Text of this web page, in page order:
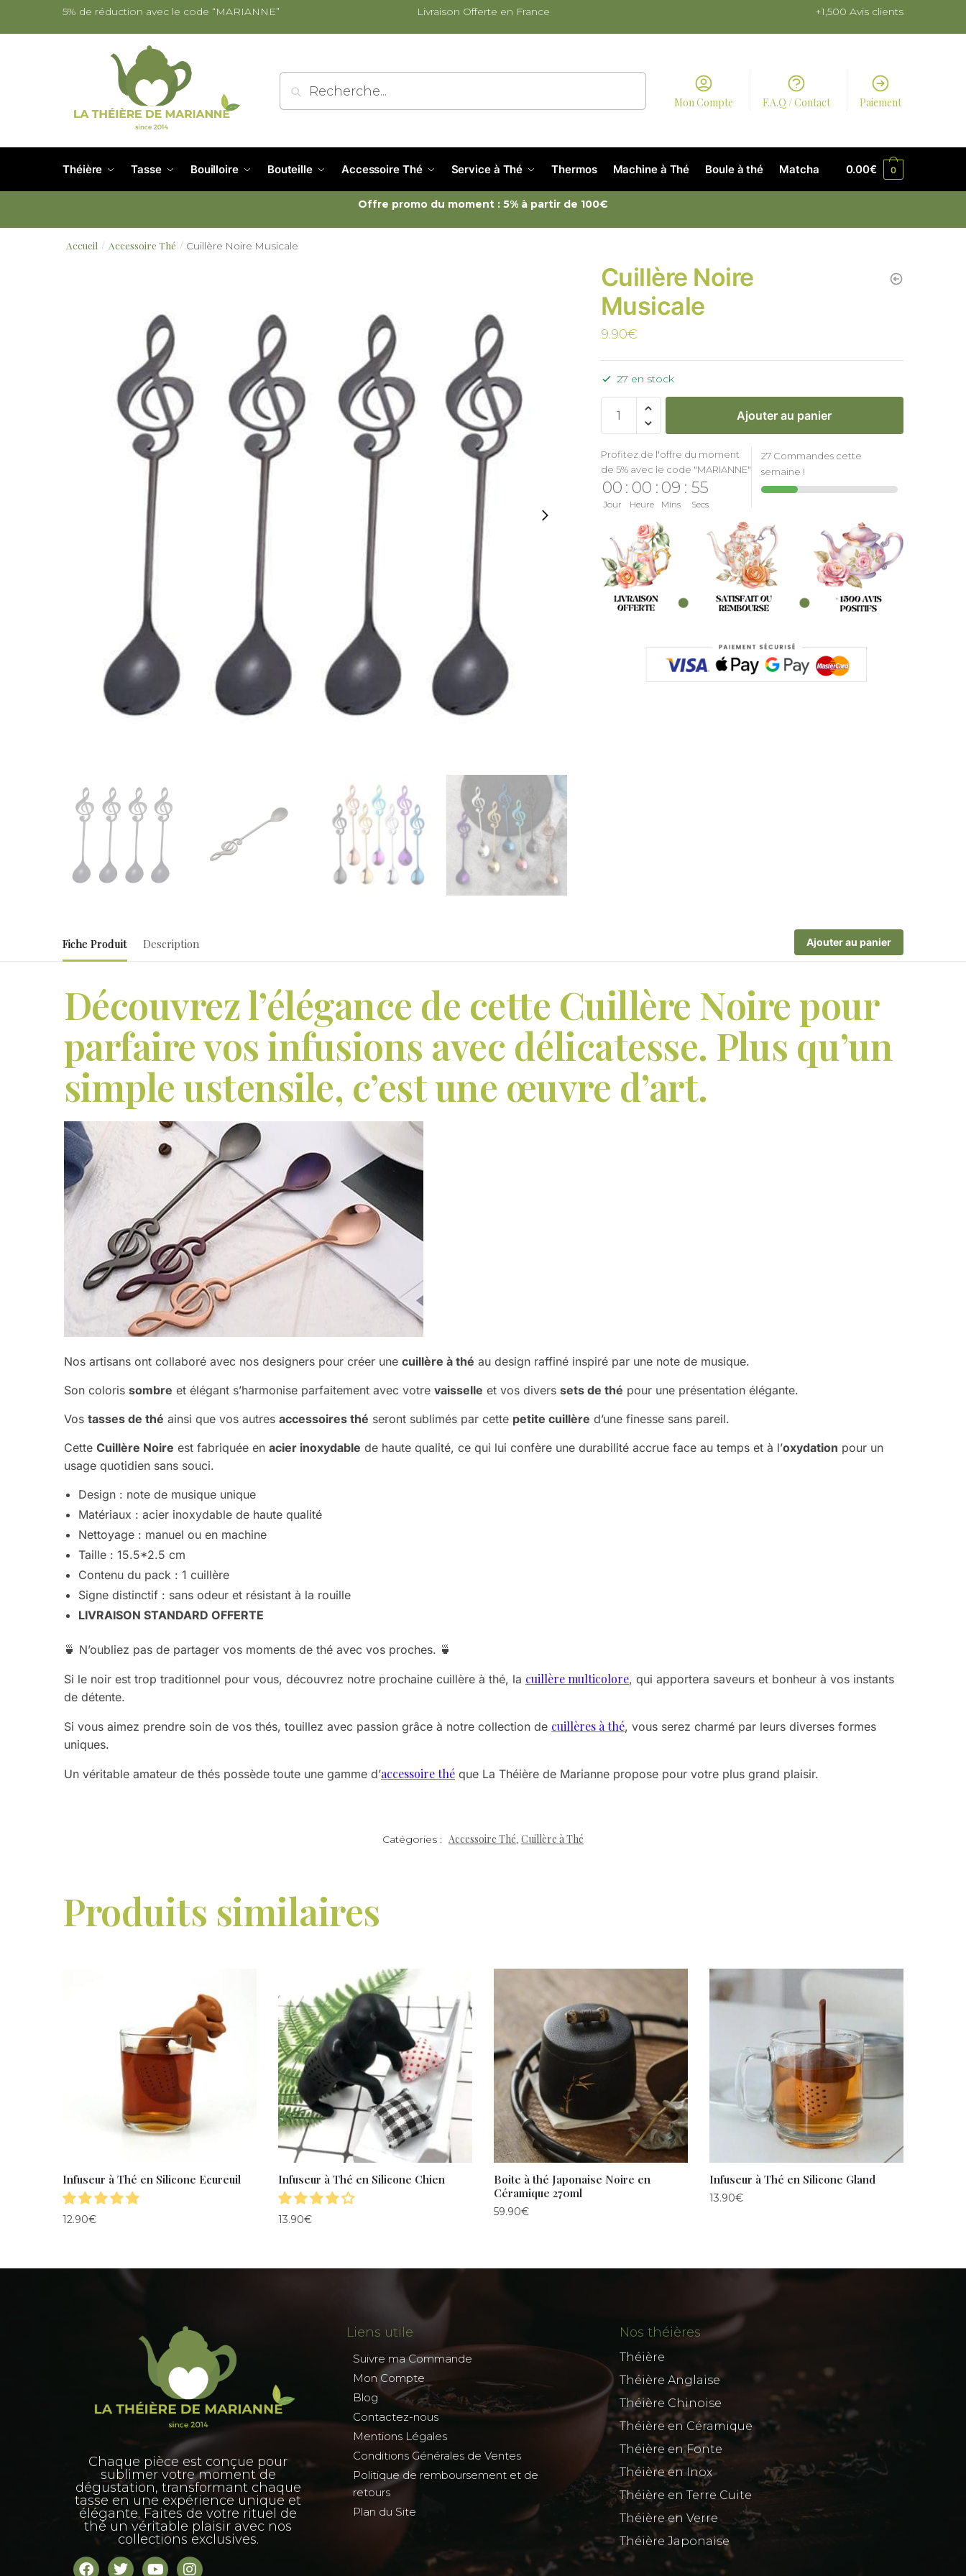
5% de réduction avec le code “MARIANNE” Livraison Offerte en France +1,500 Avis clients
Recherche
Mon Compte F.A.Q / Contact Paiement
Théière Tasse Bouilloire Bouteille Accessoire Thé Service à Thé Thermos Machine à Thé Boule à thé Matcha 0.00€ 0
Offre promo du moment : 5% à partir de 100€
Accueil / Accessoire Thé / Cuillère Noire Musicale
Cuillère Noire
Musicale
9.90€
27 en stock
Ajouter au panier
Profitez de l'offre du moment
de 5% avec le code "MARIANNE"
00
Jour
: 00
Heure
: 09
Mins
: 54
Secs
27 Commandes cette
semaine !
Fiche Produit Description Ajouter au panier
Découvrez l’élégance de cette Cuillère Noire pour
parfaire vos infusions avec délicatesse. Plus qu’un
simple ustensile, c’est une œuvre d’art.
Nos artisans ont collaboré avec nos designers pour créer une cuillère à thé au design raffiné inspiré par une note de musique.
Son coloris sombre et élégant s’harmonise parfaitement avec votre vaisselle et vos divers sets de thé pour une présentation élégante.
Vos tasses de thé ainsi que vos autres accessoires thé seront sublimés par cette petite cuillère d’une finesse sans pareil.
Cette Cuillère Noire est fabriquée en acier inoxydable de haute qualité, ce qui lui confère une durabilité accrue face au temps et à l’oxydation pour un
usage quotidien sans souci.
Design : note de musique unique
Matériaux : acier inoxydable de haute qualité
Nettoyage : manuel ou en machine
Taille : 15.5*2.5 cm
Contenu du pack : 1 cuillère
Signe distinctif : sans odeur et résistant à la rouille
LIVRAISON STANDARD OFFERTE
🍵 N’oubliez pas de partager vos moments de thé avec vos proches. 🍵
Si le noir est trop traditionnel pour vous, découvrez notre prochaine cuillère à thé, la cuillère multicolore, qui apportera saveurs et bonheur à vos instants
de détente.
Si vous aimez prendre soin de vos thés, touillez avec passion grâce à notre collection de cuillères à thé, vous serez charmé par leurs diverses formes
uniques.
Un véritable amateur de thés possède toute une gamme d’accessoire théque La Théière de Marianne propose pour votre plus grand plaisir.
Catégories : Accessoire Thé, Cuillère à Thé
Produits similaires
Infuseur à Thé en Silicone Ecureuil
12.90€
Infuseur à Thé en Silicone Chien
13.90€
Boite à thé Japonaise Noire en
Céramique 270ml
59.90€
Infuseur à Thé en Silicone Gland
13.90€
Chaque pièce est conçue pour
sublimer votre moment de
dégustation, transformant chaque
tasse en une expérience unique et
élégante. Faites de votre rituel de
thé un véritable plaisir avec nos
collections exclusives.
Liens utile
Suivre ma Commande
Mon Compte
Blog
Contactez-nous
Mentions Légales
Conditions Générales de Ventes
Politique de remboursement et de
retours
Plan du Site
Nos théières
Théière
Théière Anglaise
Théière Chinoise
Théière en Céramique
Théière en Fonte
Théière en Inox
Théière en Terre Cuite
Théière en Verre
Théière Japonaise